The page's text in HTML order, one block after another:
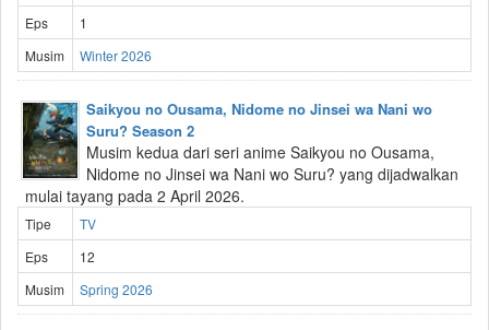
Eps
1
Musim
Winter 2026
Saikyou no Ousama, Nidome no Jinsei wa Nani wo
Suru? Season 2
Musim kedua dari seri anime Saikyou no Ousama,
Nidome no Jinsei wa Nani wo Suru? yang dijadwalkan
mulai tayang pada 2 April 2026.
Tipe
TV
Eps
12
Musim
Spring 2026